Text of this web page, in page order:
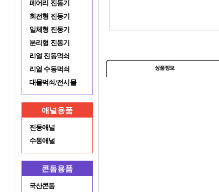
페어리 진동기
회전형 진동기
일체형 진동기
분리형 진동기
리얼 진동먹쇠
리얼 수동먹쇠
대물먹쇠/전시물
애널용품
진동애널
수동애널
콘돔용품
국산콘돔